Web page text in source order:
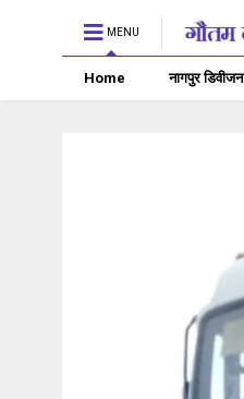
MENU
Home नागपुर डिवीजन